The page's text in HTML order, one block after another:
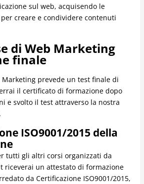
sul web, acquisendo le
creare e condividere contenuti
di Web Marketing
finale
Marketing prevede un test finale di
il certificato di formazione dopo
e svolto il test attraverso la nostra
ISO9001/2015 della
tutti gli altri corsi organizzati da
riceverai un attestato di formazione
da Certificazione ISO9001/2015,